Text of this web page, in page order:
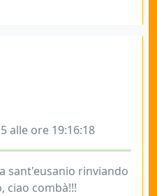
alle ore 19:16:18
sant'eusanio rinviando
ciao combà!!!